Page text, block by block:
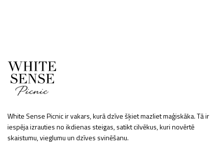
White Sense Picnic ir vakars, kurā dzīve šķiet mazliet maģiskāka. Tā ir
iespēja izrauties no ikdienas steigas, satikt cilvēkus, kuri novērtē
skaistumu, vieglumu un dzīves svinēšanu.